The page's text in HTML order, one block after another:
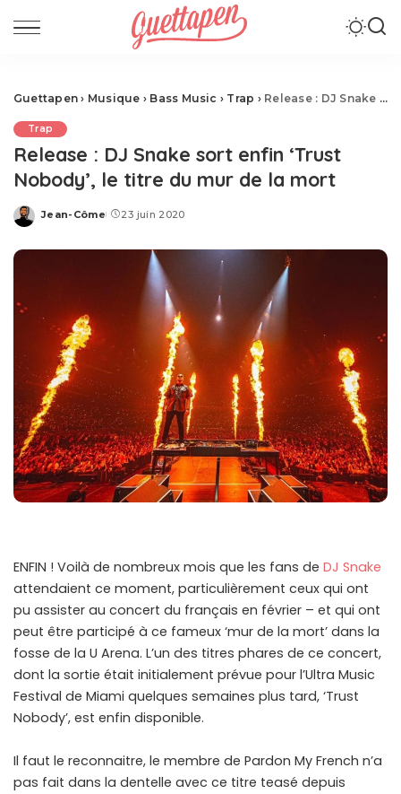
Guettapen › Musique › Bass Music › Trap › Release : DJ Snake sort enfin ‘Trust Nobody’, le titre du mur de la mort
Trap
Release : DJ Snake sort enfin ‘Trust
Nobody’, le titre du mur de la mort
Posted
Jean-Côme 23 juin 2020
ENFIN ! Voilà de nombreux mois que les fans de DJ Snake
attendaient ce moment, particulièrement ceux qui ont
pu assister au concert du français en février – et qui ont
peut être participé à ce fameux ‘mur de la mort’ dans la
fosse de la U Arena. L’un des titres phares de ce concert,
dont la sortie était initialement prévue pour l’Ultra Music
Festival de Miami quelques semaines plus tard, ‘Trust
Nobody’, est enfin disponible.
Il faut le reconnaitre, le membre de Pardon My French n’a
pas fait dans la dentelle avec ce titre teasé depuis